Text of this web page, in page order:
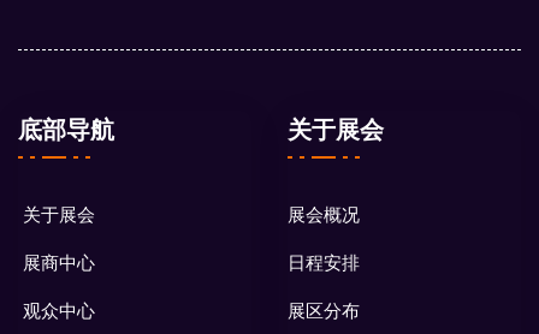
底部导航
关于展会
展商中心
观众中心
关于展会
展会概况
日程安排
展区分布